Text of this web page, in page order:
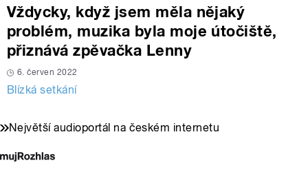
Vždycky, když jsem měla nějaký
problém, muzika byla moje útočiště,
přiznává zpěvačka Lenny
6. červen 2022
Blízká setkání
Největší audioportál na českém internetu